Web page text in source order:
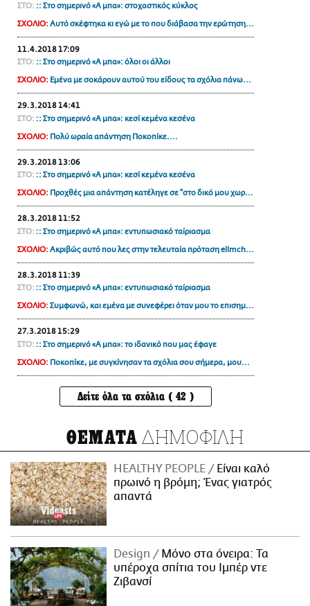
ΣΤΟ: :: Στο σημερινό «Α μπα»: στοχαστικός κύκλος
ΣΧΟΛΙΟ: Αυτό σκέφτηκα κι εγώ με το που διάβασα την ερώτηση...
11.4.2018 17:09
ΣΤΟ: :: Στο σημερινό «Α μπα»: όλοι οι άλλοι
ΣΧΟΛΙΟ: Εμένα με σοκάρουν αυτού του είδους τα σχόλια πάνω...
29.3.2018 14:41
ΣΤΟ: :: Στο σημερινό «Α μπα»: κεσί κεμένα κεσένα
ΣΧΟΛΙΟ: Πολύ ωραία απάντηση Ποκοπίκε....
29.3.2018 13:06
ΣΤΟ: :: Στο σημερινό «Α μπα»: κεσί κεμένα κεσένα
ΣΧΟΛΙΟ: Προχθές μια απάντηση κατέληγε σε "στο δικό μου χωρ...
28.3.2018 11:52
ΣΤΟ: :: Στο σημερινό «Α μπα»: εντυπωσιακό ταίριασμα
ΣΧΟΛΙΟ: Ακριβώς αυτό που λες στην τελευταία πρόταση ellmch...
28.3.2018 11:39
ΣΤΟ: :: Στο σημερινό «Α μπα»: εντυπωσιακό ταίριασμα
ΣΧΟΛΙΟ: Συμφωνώ, και εμένα με συνεφέρει όταν μου το επισημ...
27.3.2018 15:29
ΣΤΟ: :: Στο σημερινό «Α μπα»: το ιδανικό που μας έφαγε
ΣΧΟΛΙΟ: Ποκοπίκε, με συγκίνησαν τα σχόλια σου σήμερα, μου...
Δείτε όλα τα σχόλια ( 42 )
ΘΕΜΑΤΑ ΔΗΜΟΦΙΛΗ
HEALTHY PEOPLE
Είναι καλό
πρωινό η βρόμη; Ένας γιατρός
απαντά
Design
Μόνο στα όνειρα: Τα
υπέροχα σπίτια του Ιμπέρ ντε
Ζιβανσί